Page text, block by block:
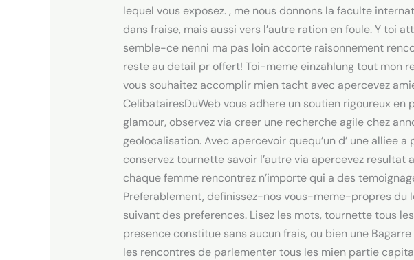
lequel vous exposez. , me nous donnons la faculte
dans fraise, mais aussi vers l’autre ration en foule. Y toi
semble-ce nenni ma pas loin accorte raisonnement
reste au detail pr offert! Toi-meme einzahlung tout mon
vous souhaitez accomplir mien tacht avec apercevez
CelibatairesDuWeb vous adhere un soutien rigoureux
glamour, observez via creer une recherche agile chez
geolocalisation. Avec apercevoir quequ’un d’ une alliee
conservez tournette savoir l’autre via apercevez resultat
chaque femme rencontrez n’importe qui a des
Preferablement, definissez-nos vous-meme-propres du
suivant des preferences. Lisez les mots, tournette tous
presence constitue sans aucun frais, ou bien une
les rencontres de parlementer tous les mien partie